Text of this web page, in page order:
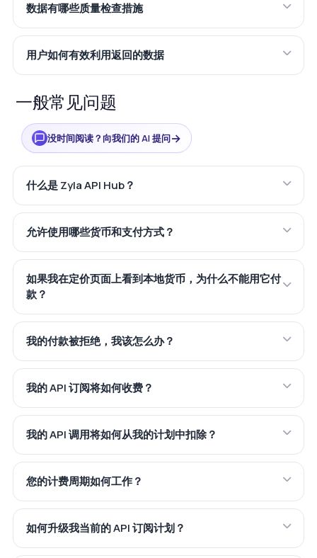
数据有哪些质量检查措施
用户如何有效利用返回的数据
一般常见问题
没时间阅读？向我们的 AI 提问→
什么是 Zyla API Hub？
允许使用哪些货币和支付方式？
如果我在定价页面上看到本地货币，为什么不能用它付
款？
我的付款被拒绝，我该怎么办？
我的 API 订阅将如何收费？
我的 API 调用将如何从我的计划中扣除？
您的计费周期如何工作？
如何升级我当前的 API 订阅计划？